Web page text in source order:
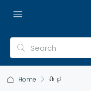
Home ဒေါပုံ